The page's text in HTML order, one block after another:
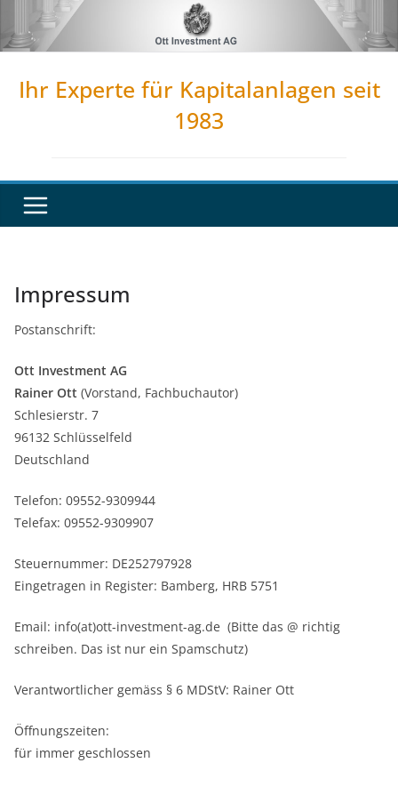
Inhalt
Ihr Experte für Kapitalanlagen seit
1983
Impressum
Postanschrift:
Ott Investment AG
Rainer Ott (Vorstand, Fachbuchautor)
Schlesierstr. 7
96132 Schlüsselfeld
Deutschland
Telefon: 09552-9309944
Telefax: 09552-9309907
Steuernummer: DE252797928
Eingetragen in Register: Bamberg, HRB 5751
Email: info(at)ott-investment-ag.de (Bitte das @ richtig
schreiben. Das ist nur ein Spamschutz)
Verantwortlicher gemäss § 6 MDStV: Rainer Ott
Öffnungszeiten:
für immer geschlossen